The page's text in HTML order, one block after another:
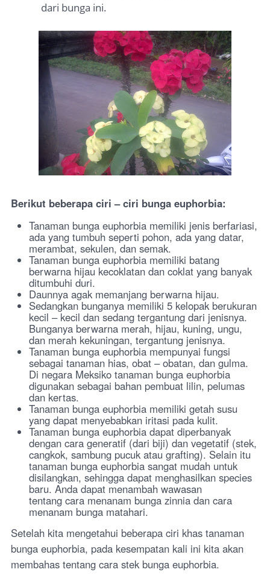
dari bunga ini.
Berikut beberapa ciri – ciri bunga euphorbia:
Tanaman bunga euphorbia memiliki jenis berfariasi,
ada yang tumbuh seperti pohon, ada yang datar,
merambat, sekulen, dan semak.
Tanaman bunga euphorbia memiliki batang
berwarna hijau kecoklatan dan coklat yang banyak
ditumbuhi duri.
Daunnya agak memanjang berwarna hijau.
Sedangkan bunganya memiliki 5 kelopak berukuran
kecil – kecil dan sedang tergantung dari jenisnya.
Bunganya berwarna merah, hijau, kuning, ungu,
dan merah kekuningan, tergantung jenisnya.
Tanaman bunga euphorbia mempunyai fungsi
sebagai tanaman hias, obat – obatan, dan gulma.
Di negara Meksiko tanaman bunga euphorbia
digunakan sebagai bahan pembuat lilin, pelumas
dan kertas.
Tanaman bunga euphorbia memiliki getah susu
yang dapat menyebabkan iritasi pada kulit.
Tanaman bunga euphorbia dapat diperbanyak
dengan cara generatif (dari biji) dan vegetatif (stek,
cangkok, sambung pucuk atau grafting). Selain itu
tanaman bunga euphorbia sangat mudah untuk
disilangkan, sehingga dapat menghasilkan species
baru. Anda dapat menambah wawasan
tentang cara menanam bunga zinnia dan cara
menanam bunga matahari.
Setelah kita mengetahui beberapa ciri khas tanaman
bunga euphorbia, pada kesempatan kali ini kita akan
membahas tentang cara stek bunga euphorbia.